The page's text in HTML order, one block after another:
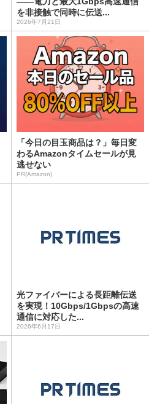
を非接触で同時に伝送...
2026年7月21日
「今日の目玉商品は？」毎日変
わるAmazonタイムセールが見
逃せない
PR(Amazon)
光ファイバーによる長距離伝送
を実現！10Gbps/1Gbpsの高速
通信に対応した...
2026年6月17日